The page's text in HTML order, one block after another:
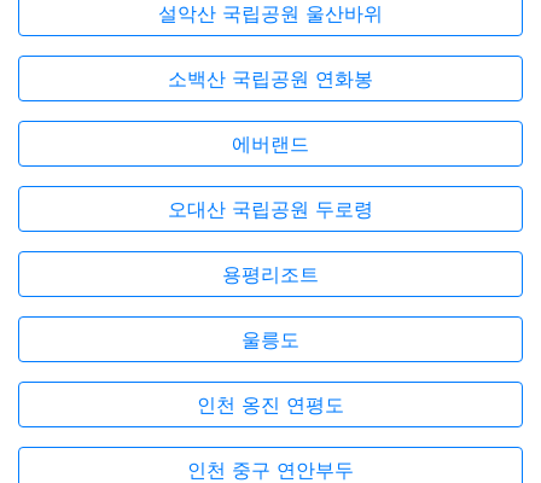
설악산 국립공원 울산바위
소백산 국립공원 연화봉
에버랜드
오대산 국립공원 두로령
용평리조트
울릉도
인천 옹진 연평도
인천 중구 연안부두